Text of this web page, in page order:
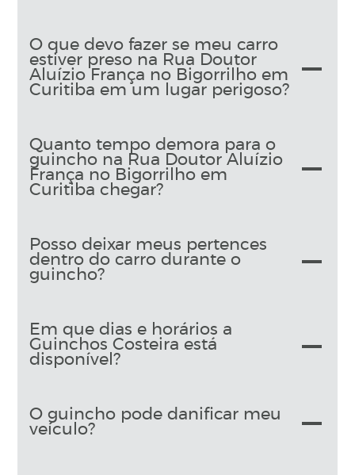
O que devo fazer se meu carro
estiver preso na Rua Doutor
Aluízio França no Bigorrilho em
Curitiba em um lugar perigoso?
Quanto tempo demora para o
guincho na Rua Doutor Aluízio
França no Bigorrilho em
Curitiba chegar?
Posso deixar meus pertences
dentro do carro durante o
guincho?
Em que dias e horários a
Guinchos Costeira está
disponível?
O guincho pode danificar meu
veículo?